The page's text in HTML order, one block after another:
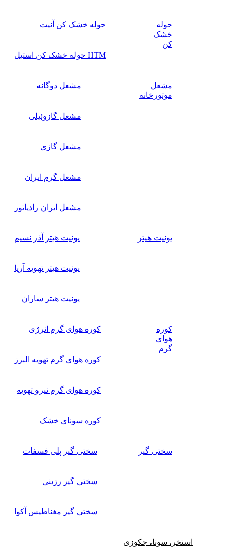
حوله
خشک
کن
حوله خشک کن آنیت
HTM حوله خشک کن استیل
مشعل
موتورخانه
مشعل دوگانه
مشعل گازوئیلی
مشعل گازی
مشعل گرم ایران
مشعل ایران رادیاتور
یونیت هیتر یونیت هیتر آذر نسیم
یونیت هیتر تهویه آریا
یونیت هیتر ساران
کوره
هوای
گرم
کوره هوای گرم انرژی
کوره هوای گرم تهویه البرز
کوره هوای گرم نیرو تهویه
کوره سونای خشک
سختی گیر سختی گیر پلی فسفات
سختی گیر رزینی
سختی گیر مغناطیس آکوا
استخر، سونا، جکوزی